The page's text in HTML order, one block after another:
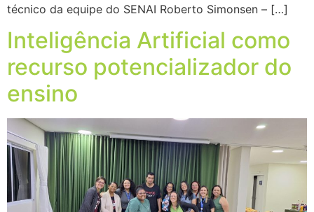
técnico da equipe do SENAI Roberto Simonsen – […]
Inteligência Artificial como
recurso potencializador do
ensino